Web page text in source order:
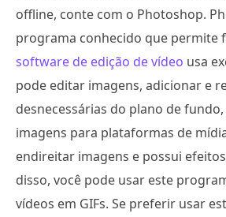
offline, conte com o Photoshop.
programa conhecido que permite
software de edição de vídeo usa
pode editar imagens, adicionar e
desnecessárias do plano de
imagens para plataformas de
endireitar imagens e possui
disso, você pode usar este
vídeos em GIFs. Se preferir usar